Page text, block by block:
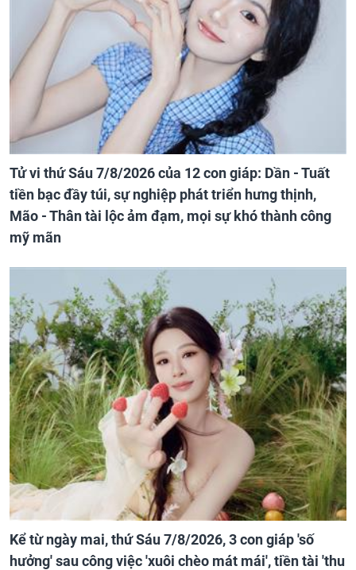
Tử vi thứ Sáu 7/8/2026 của 12 con giáp: Dần - Tuất
tiền bạc đầy túi, sự nghiệp phát triển hưng thịnh,
Mão - Thân tài lộc ảm đạm, mọi sự khó thành công
mỹ mãn
Kể từ ngày mai, thứ Sáu 7/8/2026, 3 con giáp 'số
hưởng' sau công việc 'xuôi chèo mát mái', tiền tài 'thu